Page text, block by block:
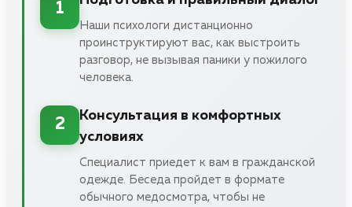
1
Наши психологи дистанционно
проинструктируют вас, как выстроить
разговор, не вызывая паники у пожилого
человека.
2
Консультация в комфортных
условиях
Специалист приедет к вам в гражданской
одежде. Беседа пройдет в формате
обычного медосмотра, чтобы не